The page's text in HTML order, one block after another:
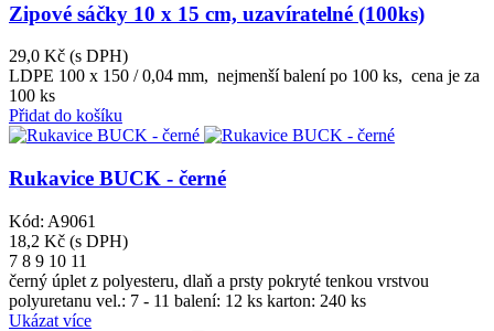
Zipové sáčky 10 x 15 cm, uzavíratelné (100ks)
29,0 Kč (s DPH)
LDPE 100 x 150 / 0,04 mm, nejmenší balení po 100 ks, cena je za
100 ks
Přidat do košíku
Rukavice BUCK - černé
Kód: A9061
18,2 Kč (s DPH)
7 8 9 10 11
černý úplet z polyesteru, dlaň a prsty pokryté tenkou vrstvou
polyuretanu vel.: 7 - 11 balení: 12 ks karton: 240 ks
Ukázat více